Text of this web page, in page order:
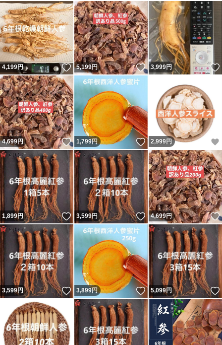
4,199円 いいね！
5,199円 いいね！
3,999円
4,699円 いいね！
1,799円 いいね！
2,999円
1,899円 いいね！
3,599円 いいね！
4,699円
3,599円 いいね！
3,899円 いいね！
5,099円